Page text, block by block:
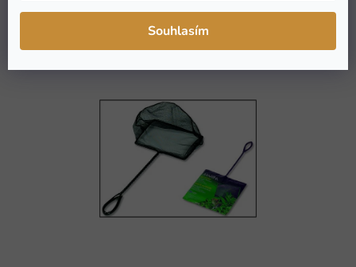
Souhlasím
hodnocení
0,0
Značka:Hagen